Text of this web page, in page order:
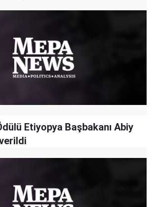
Etiyopya Başbakanı Abiy